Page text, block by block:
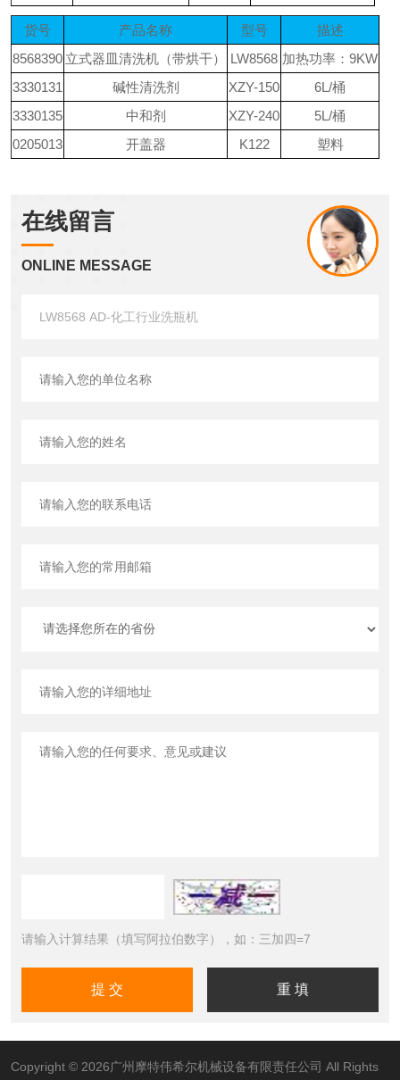
货号 产品名称 型号
描述
8568390 立式器皿清洗机（带烘干） LW8568 加热功率： 9KW
3330131
碱性清洗剂 XZY-150
6L/桶
3330135
中和剂 XZY-240
5L/桶
0205013
开盖器 K122 塑料
在线留言
ONLINE MESSAGE
请输入计算结果（填写阿拉伯数字），如：三加四=7
Copyright © 2026广州摩特伟希尔机械设备有限责任公司 All Rights